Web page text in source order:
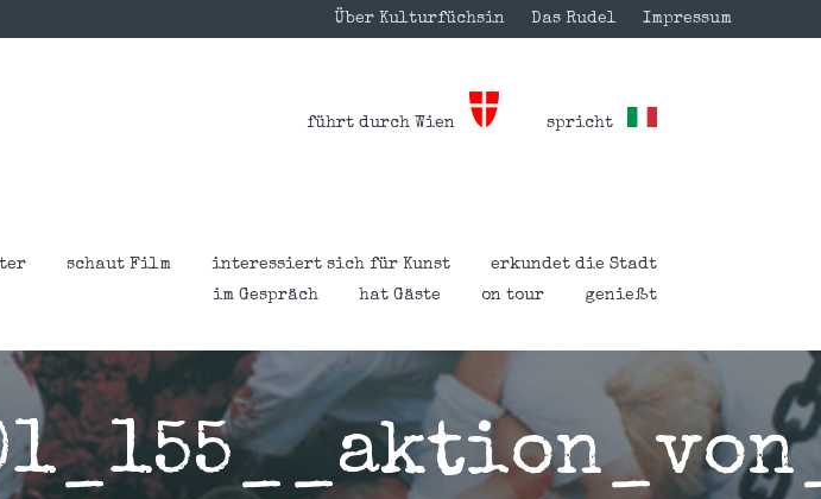
Über Kulturfüchsin Das Rudel Impressum
führt durch Wien spricht
schaut Film interessiert sich für Kunst
erkundet die Stadt
im Gespräch
hat Gäste on tour genießt